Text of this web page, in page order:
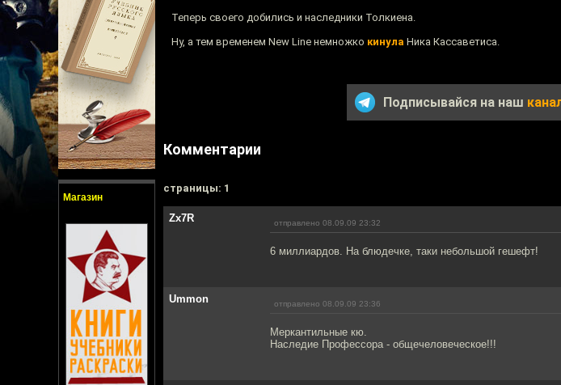
Магазин
Теперь своего добились и наследники Толкиена.
Ну, а тем временем New Line немножко кинула Ника Кассаветиса.
Подписывайся на наш
Комментарии
cтраницы: 1
Zx7R отправлено 08.09.09 23:32
6 миллиардов. На блюдечке, таки небольшой гешефт!
Ummon отправлено 08.09.09 23:36
Меркантильные кю.
Наследие Профессора - общечеловеческое!!!